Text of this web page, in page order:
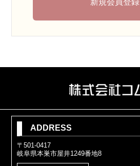
新規会員登録
ADDRESS
〒501-0417
岐阜県本巣市屋井1249番地8